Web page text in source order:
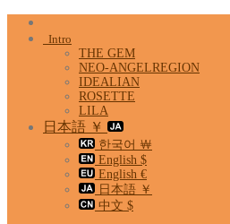
Skip
Intro
THE GEM
NEO-ANGELREGION
IDEALIAN
ROSETTE
LILA
日本語 ￥
한국어 ￦
English $
English €
日本語 ￥
中文 $